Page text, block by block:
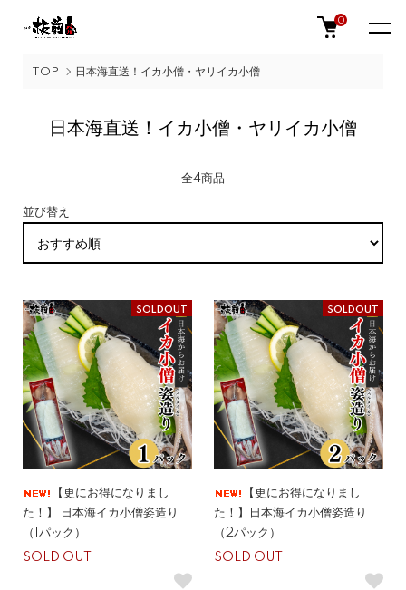
0
TOP 日本海直送！イカ小僧・ヤリイカ小僧
日本海直送！イカ小僧・ヤリイカ小僧
全4商品
並び替え
SOLDOUT
【更にお得になりまし
た！】 日本海イカ小僧姿造り
（1パック）
SOLD OUT
SOLDOUT
【更にお得になりまし
た！】日本海イカ小僧姿造り
（2パック）
SOLD OUT